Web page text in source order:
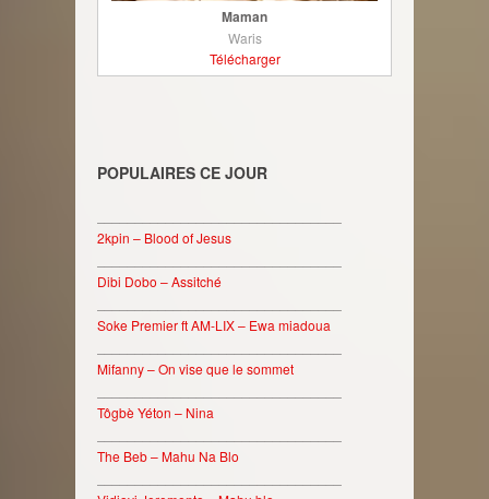
Maman
Waris
Télécharger
POPULAIRES CE JOUR
2kpin – Blood of Jesus
Dibi Dobo – Assitché
Soke Premier ft AM-LIX – Ewa miadoua
Mifanny – On vise que le sommet
Tôgbè Yéton – Nina
The Beb – Mahu Na Blo